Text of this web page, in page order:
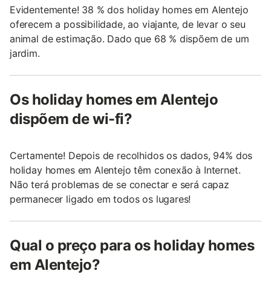
Evidentemente! 38 % dos holiday homes em Alentejo
oferecem a possibilidade, ao viajante, de levar o seu
animal de estimação. Dado que 68 % dispõem de um
jardim.
Os holiday homes em Alentejo
dispõem de wi-fi?
Certamente! Depois de recolhidos os dados, 94% dos
holiday homes em Alentejo têm conexão à Internet.
Não terá problemas de se conectar e será capaz
permanecer ligado em todos os lugares!
Qual o preço para os holiday homes
em Alentejo?